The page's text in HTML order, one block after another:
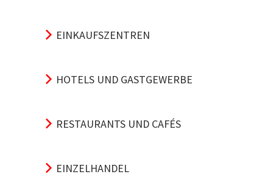
EINKAUFSZENTREN
HOTELS UND GASTGEWERBE
RESTAURANTS UND CAFÉS
EINZELHANDEL